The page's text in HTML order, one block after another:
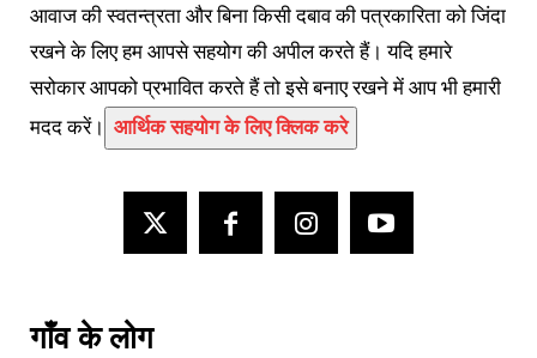
आवाज की स्वतन्त्रता और बिना किसी दबाव की पत्रकारिता को जिंदा
रखने के लिए हम आपसे सहयोग की अपील करते हैं। यदि हमारे
सरोकार आपको प्रभावित करते हैं तो इसे बनाए रखने में आप भी हमारी
मदद करें। आर्थिक सहयोग के लिए क्लिक करे
गाँव के लोग